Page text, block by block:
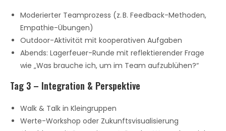
Moderierter Teamprozess (z. B. Feedback-Methoden,
Empathie-Übungen)
Outdoor-Aktivität mit kooperativen Aufgaben
Abends: Lagerfeuer-Runde mit reflektierender Frage
wie „Was brauche ich, um im Team aufzublühen?“
Tag 3 – Integration & Perspektive
Walk & Talk in Kleingruppen
Werte-Workshop oder Zukunftsvisualisierung